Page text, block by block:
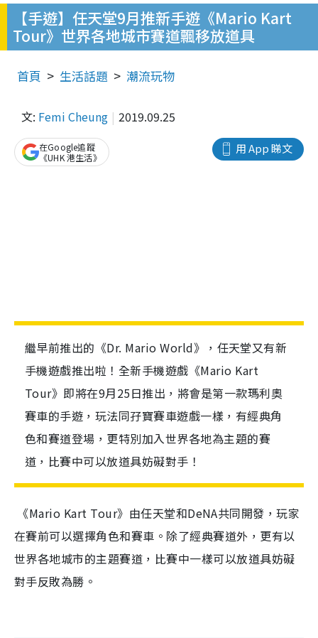
【手遊】任天堂9月推新手遊《Mario Kart
Tour》世界各地城市賽道飄移放道具
首頁 生活話題 潮流玩物
文: Femi Cheung 2019.09.25
用 App 睇文
在Google追蹤
《UHK 港生活》
繼早前推出的《Dr. Mario World》，任天堂又有新
手機遊戲推出啦！全新手機遊戲《Mario Kart
Tour》即將在9月25日推出，將會是第一款瑪利奧
賽車的手遊，玩法同孖寶賽車遊戲一樣，有經典角
色和賽道登場，更特別加入世界各地為主題的賽
道，比賽中可以放道具妨礙對手！
《Mario Kart Tour》由任天堂和DeNA共同開發，玩家
在賽前可以選擇角色和賽車。除了經典賽道外，更有以
世界各地城市的主題賽道，比賽中一樣可以放道具妨礙
對手反敗為勝。